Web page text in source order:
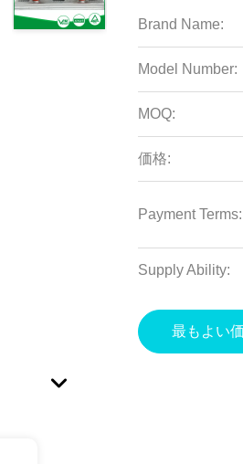
Brand Name:
Model Number:
MOQ:
価格:
Payment Terms:
Supply Ability:
最もよい